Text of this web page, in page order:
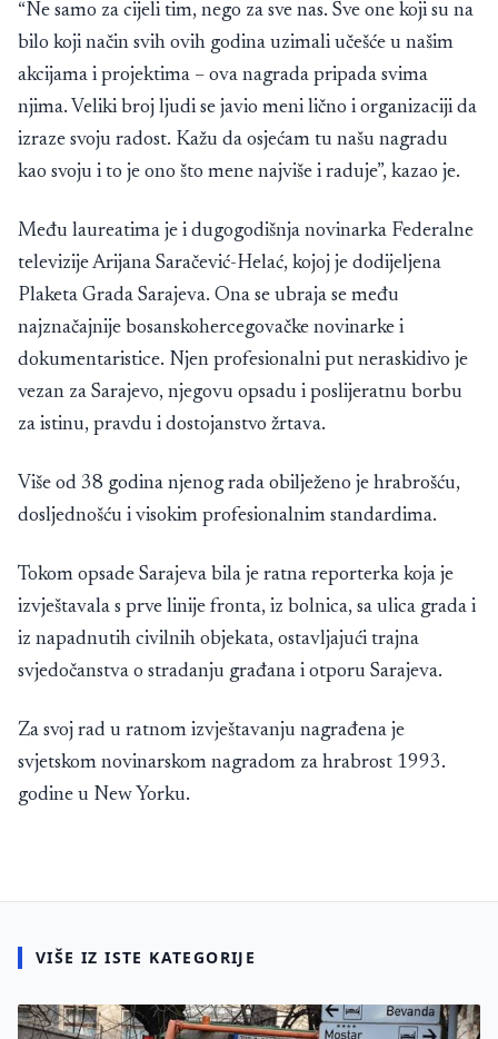
“Ne samo za cijeli tim, nego za sve nas. Sve one koji su na
bilo koji način svih ovih godina uzimali učešće u našim
akcijama i projektima – ova nagrada pripada svima
njima. Veliki broj ljudi se javio meni lično i organizaciji da
izraze svoju radost. Kažu da osjećam tu našu nagradu
kao svoju i to je ono što mene najviše i raduje”, kazao je.
Među laureatima je i dugogodišnja novinarka Federalne
televizije Arijana Saračević-Helać, kojoj je dodijeljena
Plaketa Grada Sarajeva. Ona se ubraja se među
najznačajnije bosanskohercegovačke novinarke i
dokumentaristice. Njen profesionalni put neraskidivo je
vezan za Sarajevo, njegovu opsadu i poslijeratnu borbu
za istinu, pravdu i dostojanstvo žrtava.
Više od 38 godina njenog rada obilježeno je hrabrošću,
dosljednošću i visokim profesionalnim standardima.
Tokom opsade Sarajeva bila je ratna reporterka koja je
izvještavala s prve linije fronta, iz bolnica, sa ulica grada i
iz napadnutih civilnih objekata, ostavljajući trajna
svjedočanstva o stradanju građana i otporu Sarajeva.
Za svoj rad u ratnom izvještavanju nagrađena je
svjetskom novinarskom nagradom za hrabrost 1993.
godine u New Yorku.
VIŠE IZ ISTE KATEGORIJE